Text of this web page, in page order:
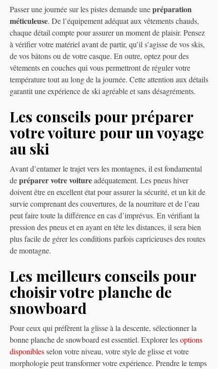
Passer une journée sur les pistes demande unepréparation
méticuleuse. De l’équipement adéquat aux vêtements chauds,
chaque détail compte pour assurer un moment de plaisir. Pensez
à vérifier votre matériel avant de partir, qu’il s’agisse de vos skis,
de vos bâtons ou de votre casque. En outre, optez pour des
vêtements en couches qui vous permettront de réguler votre
température tout au long de la journée. Cette attention aux détails
garantit une expérience de ski agréable et sans désagréments.
Les conseils pour préparer
votre voiture pour un voyage
au ski
Avant d’entamer le trajet vers les montagnes, il est fondamental
depréparer votre voitureadéquatement. Les pneus hiver
doivent être en excellent état pour assurer la sécurité, et un kit de
survie comprenant des couvertures, de la nourriture et de l’eau
peut faire toute la différence en cas d’imprévus. En vérifiant la
pression des pneus et en ayant en tête les distances, il sera bien
plus facile de gérer les conditions parfois capricieuses des routes
de montagne.
Les meilleurs conseils pour
choisir votre planche de
snowboard
Pour ceux qui préfèrent la glisse à la descente, sélectionner la
bonne planche de snowboard est essentiel. Explorer lesoptions
disponiblesselon votre niveau, votre style de glisse et votre
morphologie peut transformer votre expérience. Prendre le temps